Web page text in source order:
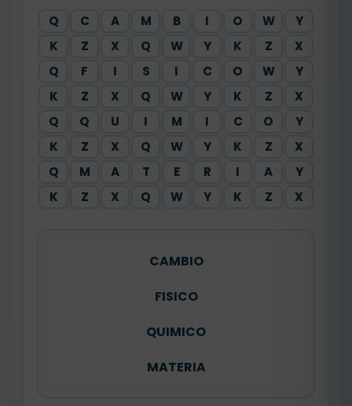
Q C A M B I O W
Y
K
Z X Q W Y K Z
X
Q
F I S I C O W
Y
K
Z X Q W Y K Z
X
Q
Q U I M I C O
Y
K
Z X Q W Y K Z
X
Q
M A T E R I A
Y
K
Z X Q W Y K Z X
CAMBIO
FISICO
QUIMICO
MATERIA